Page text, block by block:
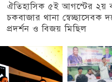
ঐতিহাসিক ৫ই আগস্টের ২য়
চকবাজার থানা স্বেচ্ছাসেবক
প্রদর্শন ও বিজয় মিছিল